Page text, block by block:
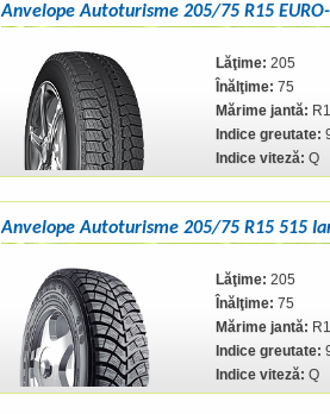
Anvelope Autoturisme 205/75 R15
Lăţime: 205
Înălţime: 75
Mărime jantă:
Indice greutate:
Indice viteză: Q
Anvelope Autoturisme 205/75 R15 515
Lăţime: 205
Înălţime: 75
Mărime jantă:
Indice greutate:
Indice viteză: Q